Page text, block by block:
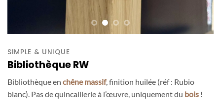
SIMPLE & UNIQUE
Bibliothèque RW
Bibliothèque en chêne massif, finition huilée (réf : Rubio
blanc). Pas de quincaillerie à l’œuvre, uniquement du bois !